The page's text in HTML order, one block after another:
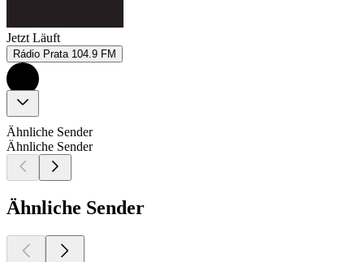
Jetzt Läuft
Rádio Prata 104.9 FM
Ähnliche Sender
Ähnliche Sender
Ähnliche Sender